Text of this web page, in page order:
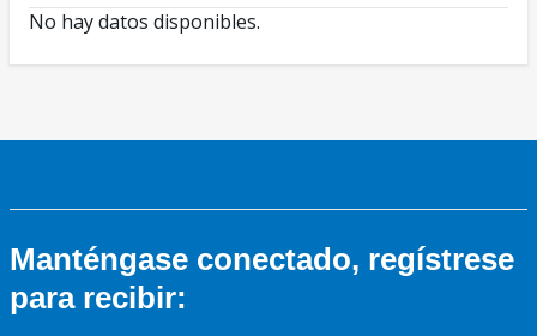
No hay datos disponibles.
Manténgase conectado, regístrese
para recibir: